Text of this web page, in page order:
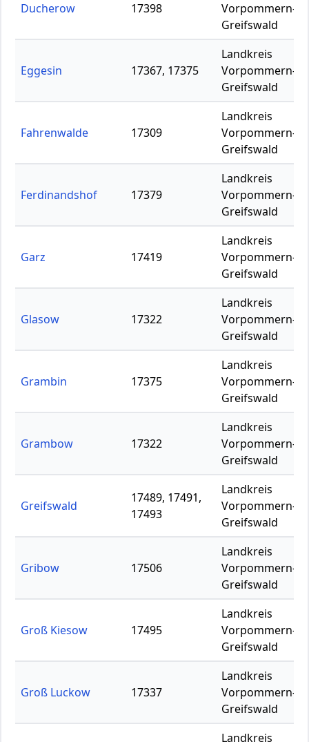
Ducherow 17398
Vorpommern-
Greifswald
Eggesin 17367, 17375
Landkreis
Vorpommern-
Greifswald
Fahrenwalde 17309
Landkreis
Vorpommern-
Greifswald
Ferdinandshof 17379
Landkreis
Vorpommern-
Greifswald
Garz 17419
Landkreis
Vorpommern-
Greifswald
Glasow 17322
Landkreis
Vorpommern-
Greifswald
Grambin 17375
Landkreis
Vorpommern-
Greifswald
Grambow 17322
Landkreis
Vorpommern-
Greifswald
Greifswald
17489, 17491,
17493
Landkreis
Vorpommern-
Greifswald
Gribow 17506
Landkreis
Vorpommern-
Greifswald
Groß Kiesow 17495
Landkreis
Vorpommern-
Greifswald
Groß Luckow 17337
Landkreis
Vorpommern-
Greifswald
Landkreis